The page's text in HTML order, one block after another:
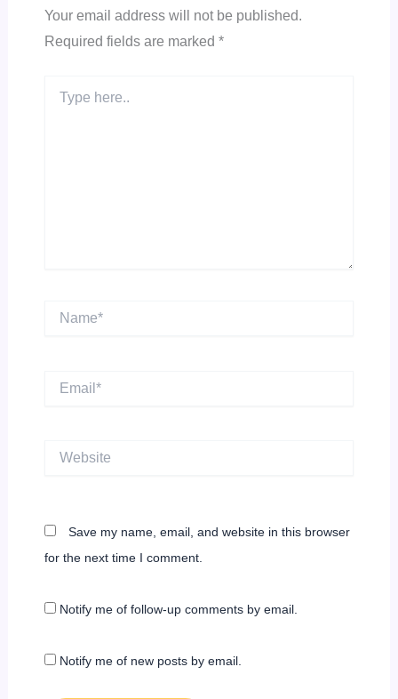
Your email address will not be published.
Required fields are marked *
here..
Website
Save my name, email, and website in this browser
for the next time I comment.
Notify me of follow-up comments by email.
Notify me of new posts by email.